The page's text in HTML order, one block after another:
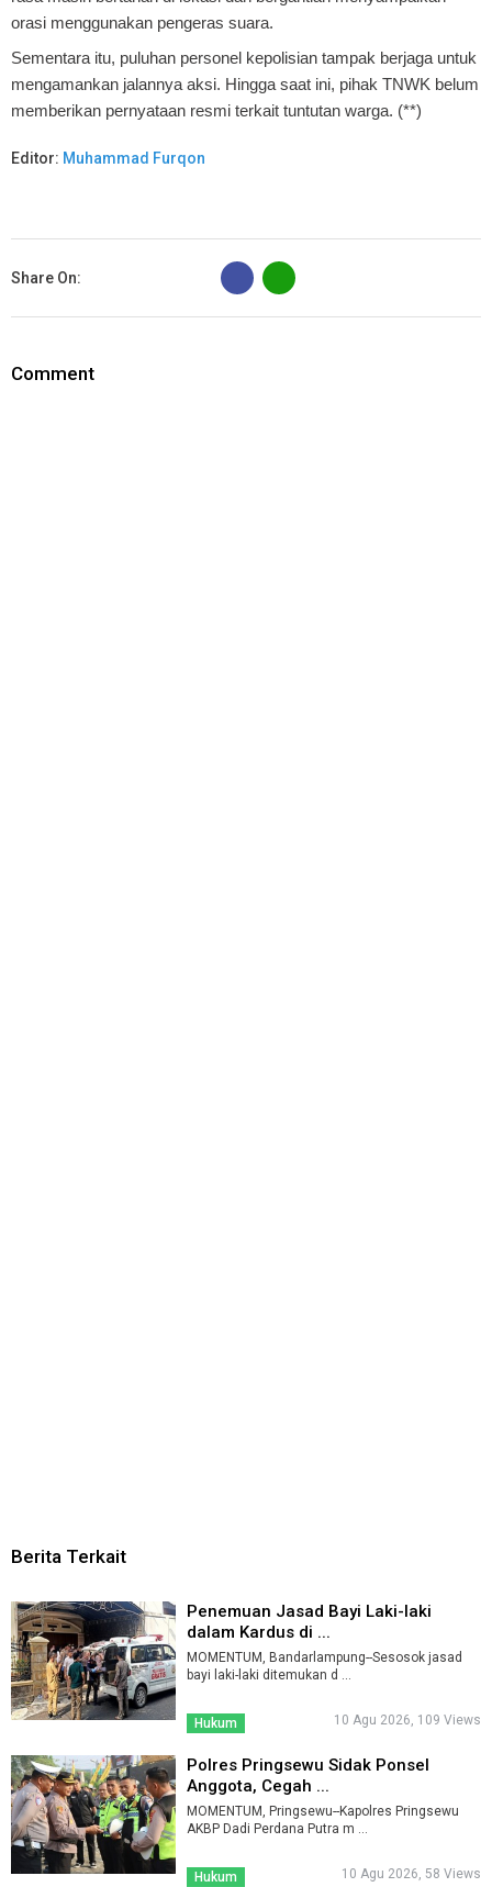
orasi menggunakan pengeras suara.
Sementara itu, puluhan personel kepolisian tampak berjaga untuk
mengamankan jalannya aksi. Hingga saat ini, pihak TNWK belum
memberikan pernyataan resmi terkait tuntutan warga. (**)
Editor: Muhammad Furqon
Share On:
B
Comment
Berita Terkait
Penemuan Jasad Bayi Laki-laki
dalam Kardus di ...
MOMENTUM, Bandarlampung--Sesosok jasad
bayi laki-laki ditemukan d ...
Hukum 10 Agu 2026, 109 Views
Polres Pringsewu Sidak Ponsel
Anggota, Cegah ...
MOMENTUM, Pringsewu--Kapolres Pringsewu
AKBP Dadi Perdana Putra m ...
Hukum 10 Agu 2026, 58 Views